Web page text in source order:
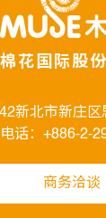
花国际股
新北市新庄
电话：+886-2-
商务洽谈